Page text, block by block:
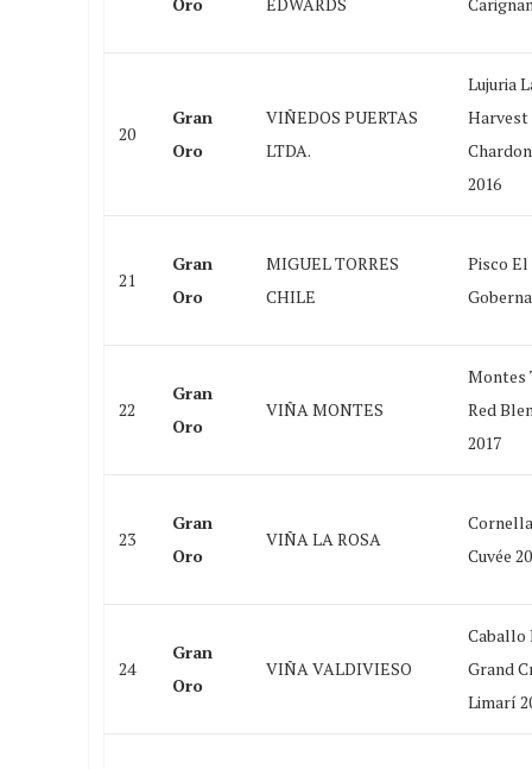
Oro
EDWARDS
20
Gran
Oro
VIÑEDOS PUERTAS
LTDA.
Lujuria
Harvest
2016
21
Gran
Oro
MIGUEL TORRES
CHILE
Pisco El
22
Gran
Oro
VIÑA MONTES
Montes
Red
2017
23
Gran
Oro
VIÑA LA ROSA
Cuvée
24
Gran
Oro
VIÑA VALDIVIESO
Caballo
Grand
Limarí